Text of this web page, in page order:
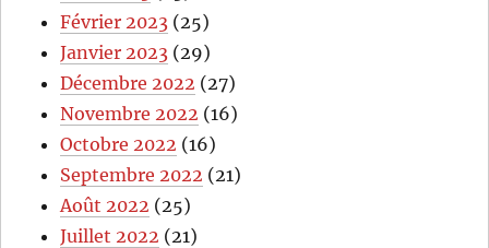
Février 2023 (25)
Janvier 2023 (29)
Décembre 2022 (27)
Novembre 2022 (16)
Octobre 2022 (16)
Septembre 2022 (21)
Août 2022 (25)
Juillet 2022 (21)